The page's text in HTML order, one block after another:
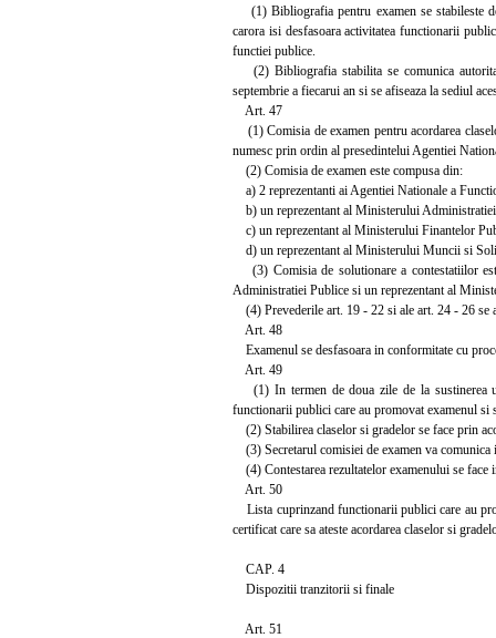
(1) Bibliografia pentru examen se stabileste
carora isi desfasoara activitatea functionarii
functiei publice.
(2) Bibliografia stabilita se comunica
septembrie a fiecarui an si se afiseaza la sediul
Art. 47
(1) Comisia de examen pentru acordarea
numesc prin ordin al presedintelui Agentiei
(2) Comisia de examen este compusa din:
a) 2 reprezentanti ai Agentiei Nationale a
b) un reprezentant al Ministerului
c) un reprezentant al Ministerului Finantelor
d) un reprezentant al Ministerului Muncii si
(3) Comisia de solutionare a contestatiilor
Administratiei Publice si un reprezentant al
(4) Prevederile art. 19 - 22 si ale art. 24 - 26 se
Art. 48
Examenul se desfasoara in conformitate cu
Art. 49
(1) In termen de doua zile de la sustinerea
functionarii publici care au promovat examenul si
(2) Stabilirea claselor si gradelor se face prin
(3) Secretarul comisiei de examen va
(4) Contestarea rezultatelor examenului se
Art. 50
Lista cuprinzand functionarii publici care au
certificat care sa ateste acordarea claselor si
CAP. 4
Dispozitii tranzitorii si finale
Art. 51